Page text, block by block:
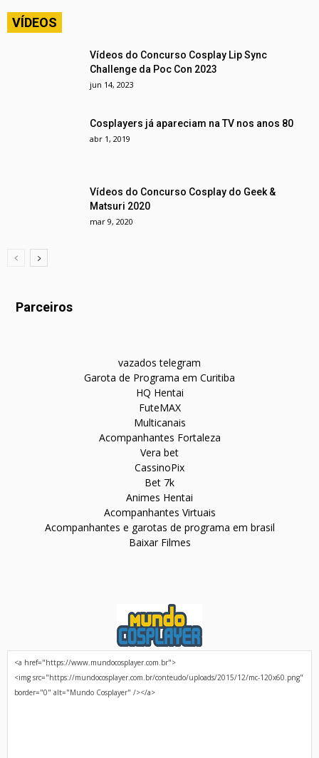
VÍDEOS
Vídeos do Concurso Cosplay Lip Sync
Challenge da Poc Con 2023
jun 14, 2023
Cosplayers já apareciam na TV nos anos 80
abr 1, 2019
Vídeos do Concurso Cosplay do Geek &
Matsuri 2020
mar 9, 2020
Parceiros
vazados telegram
Garota de Programa em Curitiba
HQ Hentai
FuteMAX
Multicanais
Acompanhantes Fortaleza
Vera bet
CassinoPix
Bet 7k
Animes Hentai
Acompanhantes Virtuais
Acompanhantes e garotas de programa em brasil
Baixar Filmes